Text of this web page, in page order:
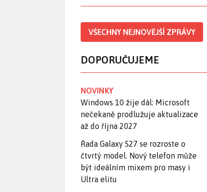
VŠECHNY NEJNOVĚJŠÍ ZPRÁVY
DOPORUČUJEME
NOVINKY
Windows 10 žije dál: Microsoft
nečekaně prodlužuje aktualizace
až do října 2027
Řada Galaxy S27 se rozroste o
čtvrtý model. Nový telefon může
být ideálním mixem pro masy i
Ultra elitu